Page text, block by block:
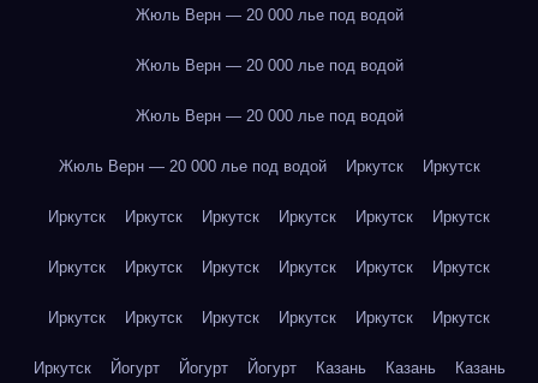
Жюль Верн — 20 000 лье под водой
Жюль Верн — 20 000 лье под водой
Жюль Верн — 20 000 лье под водой
Жюль Верн — 20 000 лье под водой Иркутск Иркутск
Иркутск Иркутск Иркутск Иркутск Иркутск Иркутск
Иркутск Иркутск Иркутск Иркутск Иркутск Иркутск
Иркутск Иркутск Иркутск Иркутск Иркутск Иркутск
Иркутск Йогурт Йогурт Йогурт Казань Казань Казань